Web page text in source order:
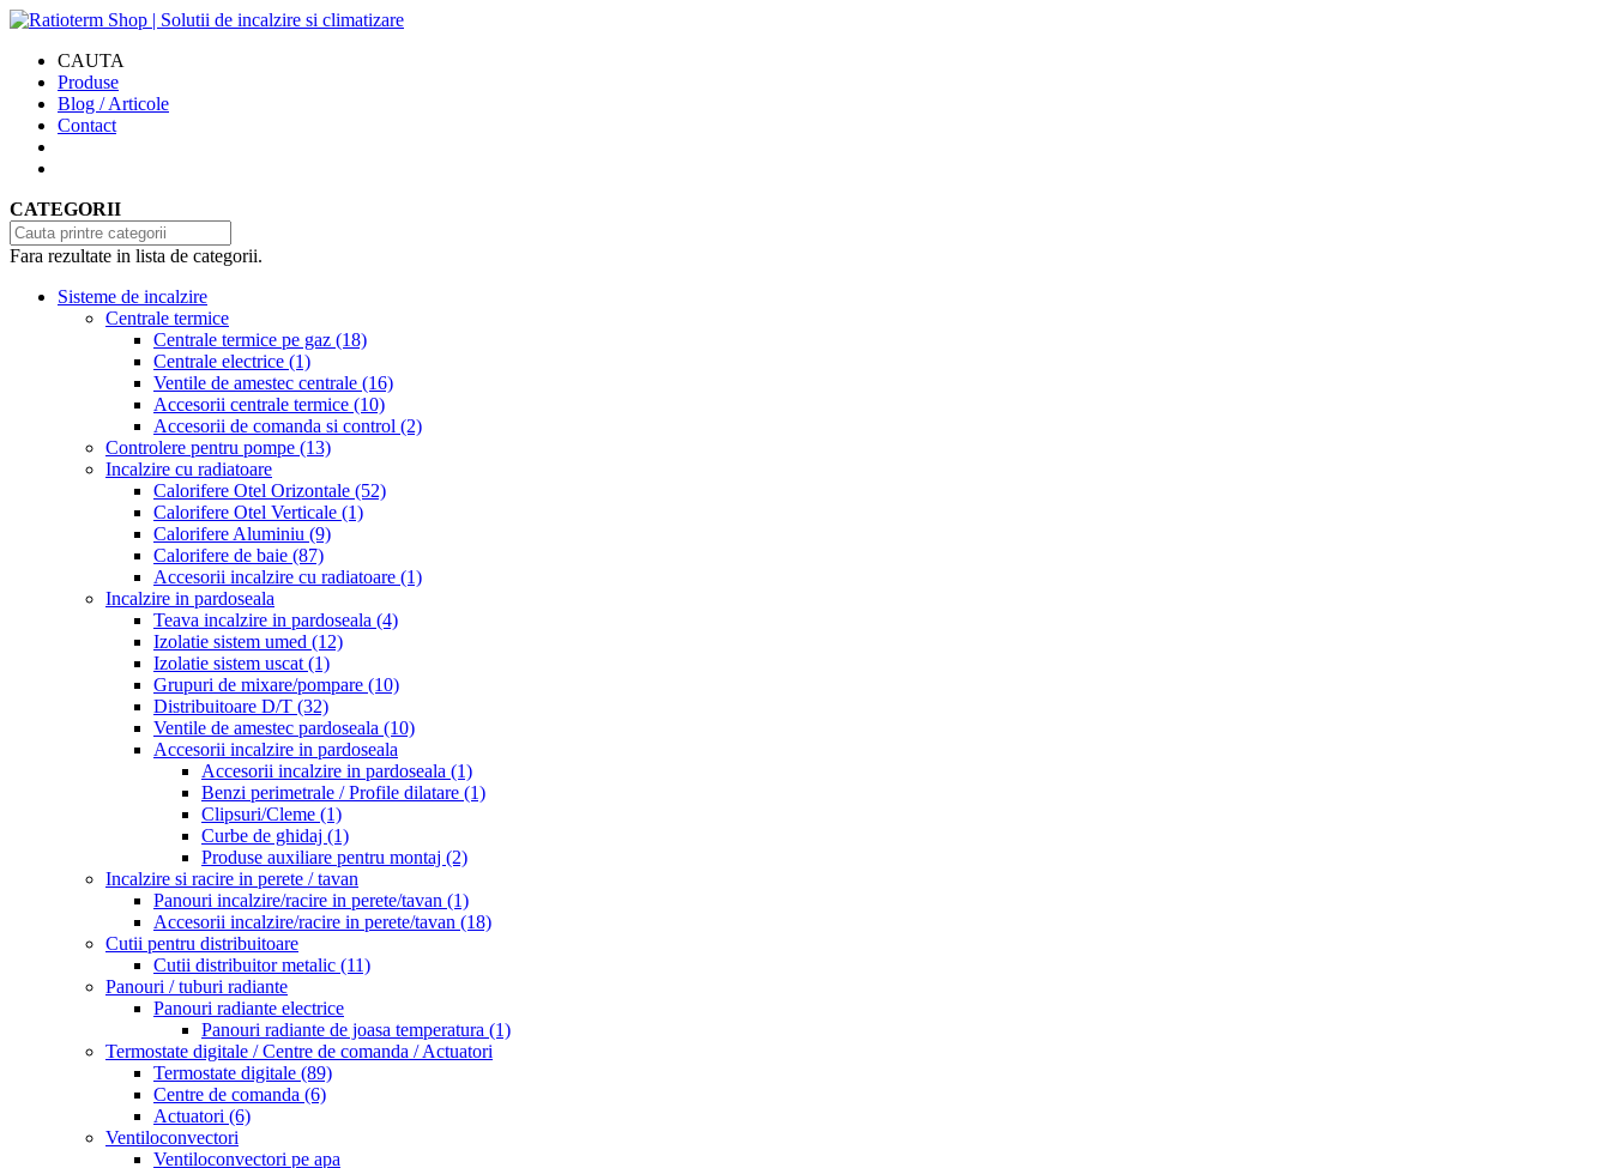
CAUTA
Produse
Blog / Articole
Contact
CATEGORII
Fara rezultate in lista de categorii.
Sisteme de incalzire
Centrale termice
Centrale termice pe gaz (18)
Centrale electrice (1)
Ventile de amestec centrale (16)
Accesorii centrale termice (10)
Accesorii de comanda si control (2)
Controlere pentru pompe (13)
Incalzire cu radiatoare
Calorifere Otel Orizontale (52)
Calorifere Otel Verticale (1)
Calorifere Aluminiu (9)
Calorifere de baie (87)
Accesorii incalzire cu radiatoare (1)
Incalzire in pardoseala
Teava incalzire in pardoseala (4)
Izolatie sistem umed (12)
Izolatie sistem uscat (1)
Grupuri de mixare/pompare (10)
Distribuitoare D/T (32)
Ventile de amestec pardoseala (10)
Accesorii incalzire in pardoseala
Accesorii incalzire in pardoseala (1)
Benzi perimetrale / Profile dilatare (1)
Clipsuri/Cleme (1)
Curbe de ghidaj (1)
Produse auxiliare pentru montaj (2)
Incalzire si racire in perete / tavan
Panouri incalzire/racire in perete/tavan (1)
Accesorii incalzire/racire in perete/tavan (18)
Cutii pentru distribuitoare
Cutii distribuitor metalic (11)
Panouri / tuburi radiante
Panouri radiante electrice
Panouri radiante de joasa temperatura (1)
Termostate digitale / Centre de comanda / Actuatori
Termostate digitale (89)
Centre de comanda (6)
Actuatori (6)
Ventiloconvectori
Ventiloconvectori pe apa